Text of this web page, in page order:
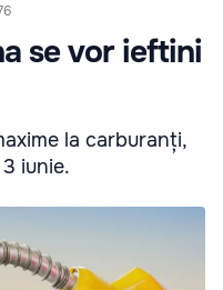
se vor ieftini
la carburanți,
iunie.